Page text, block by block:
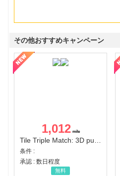
その他おすすめキャンペーン
1,012
Tile Triple Match: 3D puzzle
条件 :
承認 : 数日程度
無料